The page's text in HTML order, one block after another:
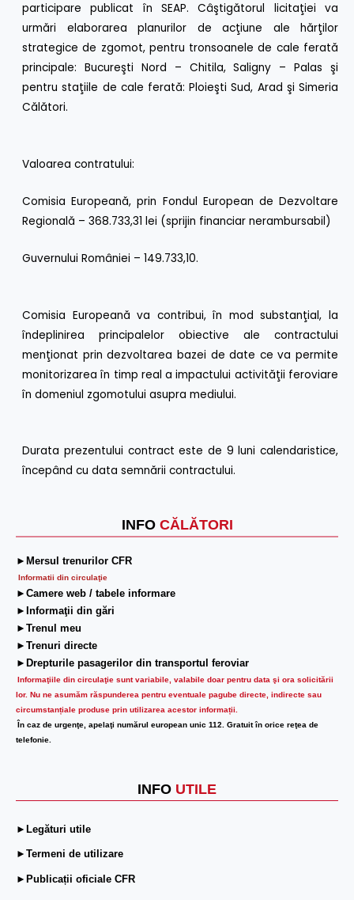
INFO CĂLĂTORI
►Mersul trenurilor CFR
Informatii din circulaţie
►Camere web / tabele informare
►Informaţii din gări
►Trenul meu
►Trenuri directe
►Drepturile pasagerilor din transportul feroviar
Informaţiile din circulaţie sunt variabile, valabile doar pentru data şi ora solicitării
lor. Nu ne asumăm răspunderea pentru eventuale pagube directe, indirecte sau
circumstanțiale produse prin utilizarea acestor informații.
În caz de urgenţe, apelaţi numărul european unic 112. Gratuit în orice reţea de
telefonie.
INFO UTILE
►Legături utile
►Termeni de utilizare
►Publicații oficiale CFR
participare publicat în SEAP. Câştigătorul licitaţiei va
urmări elaborarea planurilor de acţiune ale hărţilor
strategice de zgomot, pentru tronsoanele de cale ferată
principale: Bucureşti Nord – Chitila, Saligny – Palas şi
pentru staţiile de cale ferată: Ploieşti Sud, Arad şi Simeria
Călători.
Valoarea contratului:
Comisia Europeană, prin Fondul European de Dezvoltare
Regională – 368.733,31 lei (sprijin financiar nerambursabil)
Guvernului României – 149.733,10.
Comisia Europeană va contribui, în mod substanţial, la
îndeplinirea principalelor obiective ale contractului
menţionat prin dezvoltarea bazei de date ce va permite
monitorizarea în timp real a impactului activităţii feroviare
în domeniul zgomotului asupra mediului.
Durata prezentului contract este de 9 luni calendaristice,
începând cu data semnării contractului.